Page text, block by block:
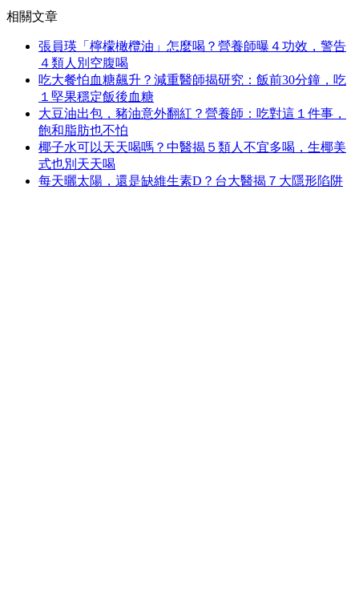
相關文章
張員瑛「檸檬橄欖油」怎麼喝？營養師曝４功效，警告
４類人別空腹喝
吃大餐怕血糖飆升？減重醫師揭研究：飯前30分鐘，吃
１堅果穩定飯後血糖
大豆油出包，豬油意外翻紅？營養師：吃對這１件事，
飽和脂肪也不怕
椰子水可以天天喝嗎？中醫揭５類人不宜多喝，生椰美
式也別天天喝
每天曬太陽，還是缺維生素D？台大醫揭７大隱形陷阱